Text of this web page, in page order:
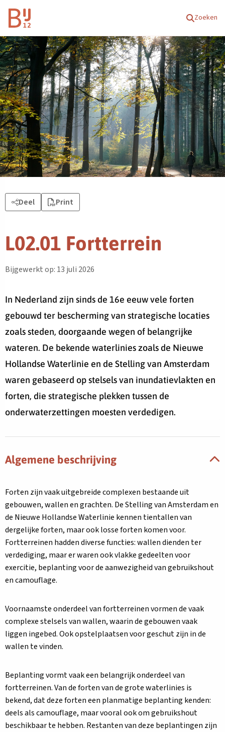
Homepagina Zoeken
Deel Print
L02.01 Fortterrein
Bijgewerkt op: 13 juli 2026
In Nederland zijn sinds de 16e eeuw vele forten
gebouwd ter bescherming van strategische locaties
zoals steden, doorgaande wegen of belangrijke
wateren. De bekende waterlinies zoals de Nieuwe
Hollandse Waterlinie en de Stelling van Amsterdam
waren gebaseerd op stelsels van inundatievlakten en
forten, die strategische plekken tussen de
onderwaterzettingen moesten verdedigen.
Algemene beschrijving
Forten zijn vaak uitgebreide complexen bestaande uit
gebouwen, wallen en grachten. De Stelling van Amsterdam en
de Nieuwe Hollandse Waterlinie kennen tientallen van
dergelijke forten, maar ook losse forten komen voor.
Fortterreinen hadden diverse functies: wallen dienden ter
verdediging, maar er waren ook vlakke gedeelten voor
exercitie, beplanting voor de aanwezigheid van gebruikshout
en camouflage.
Voornaamste onderdeel van fortterreinen vormen de vaak
complexe stelsels van wallen, waarin de gebouwen vaak
liggen ingebed. Ook opstelplaatsen voor geschut zijn in de
wallen te vinden.
Beplanting vormt vaak een belangrijk onderdeel van
fortterreinen. Van de forten van de grote waterlinies is
bekend, dat deze forten een planmatige beplanting kenden:
deels als camouflage, maar vooral ook om gebruikshout
beschikbaar te hebben. Restanten van deze beplantingen zijn